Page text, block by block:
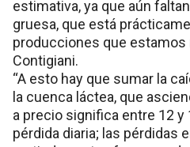
estimativa, ya que aún
gruesa, que está
producciones que estamos
Contigiani.
“A esto hay que sumar la
la cuenca láctea, que
a precio significa entre 12
pérdida diaria; las pérdidas